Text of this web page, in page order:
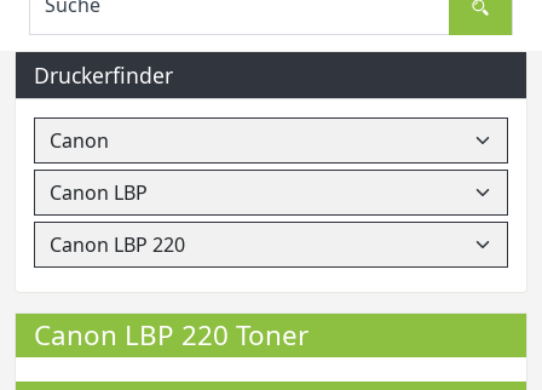
Druckerfinder
Canon LBP 220 Toner